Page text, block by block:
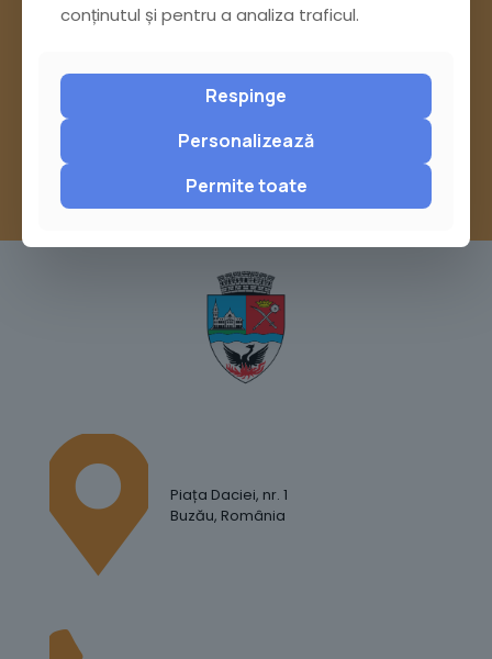
Pagina Contact
sau trimite o sesizare pe Buzău City
Report
Piața Daciei, nr. 1
Buzău, România
conținutul și pentru a analiza traficul.
Respinge
Personalizează
Permite toate